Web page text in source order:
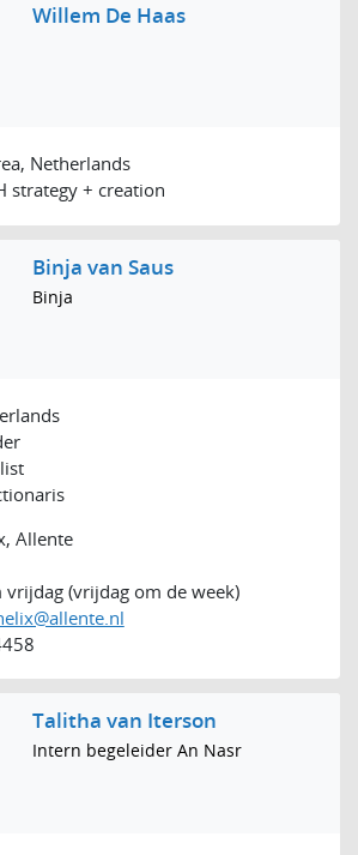
Willem De Haas
Netherlands
strategy + creation
Binja van Saus
Binja
Allente
(vrijdag om de week)
Talitha van Iterson
Intern begeleider An Nasr